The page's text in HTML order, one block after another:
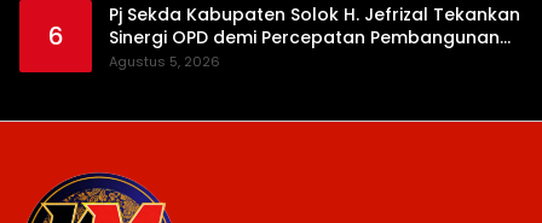
6
Pj Sekda Kabupaten Solok H. Jefrizal Tekankan
Sinergi OPD demi Percepatan Pembangunan
Daerah
Agustus 5, 2026